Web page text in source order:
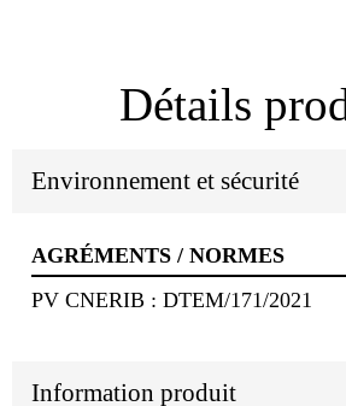
Détails
Environnement et sécurité
AGRÉMENTS / NORMES
PV CNERIB : DTEM/171/2021
Information produit